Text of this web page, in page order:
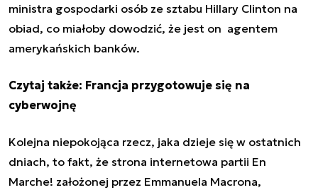
ministra gospodarki osób ze sztabu Hillary Clinton na
obiad, co miałoby dowodzić, że jest on agentem
amerykańskich banków.
Czytaj także: Francja przygotowuje się na
cyberwojnę
Kolejna niepokojąca rzecz, jaka dzieje się w ostatnich
dniach, to fakt, że strona internetowa partii En
Marche! założonej przez Emmanuela Macrona,